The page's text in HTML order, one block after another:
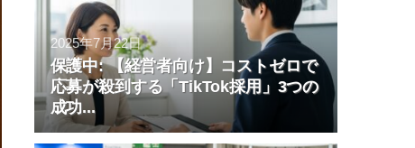
2025年7月22日
保護中: 【経営者向け】コストゼロで
応募が殺到する「TikTok採用」3つの
成功...